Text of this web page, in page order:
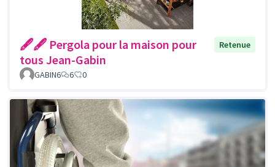
🖋🖋 Pergola pour la maison pour
tous Jean-Gabin
Retenue
GABIN6 6 0